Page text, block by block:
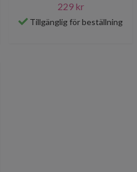
229 kr
Tillgänglig för beställning